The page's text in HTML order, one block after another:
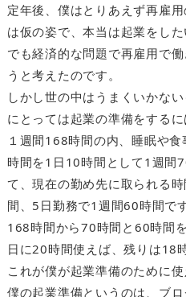
定年後、僕はとりあえず再雇
は仮の姿で、本当は起業をした
でも経済的な問題で再雇用で
うと考えたのです。
しかし世の中はうまくいかな
にとっては起業の準備をする
１週間168時間の内、睡眠や
時間を1日10時間として1週間
て、現在の勤め先に取られる
間、5日勤務で1週間60時間です
168時間から70時間と60時間
日に20時間使えば、残りは18時
これが僕が起業準備のために使
僕の起業準備というのは、ブ